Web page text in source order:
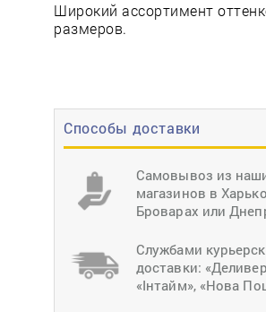
Способы доставки
Самовывоз из
магазинов в
Броварах или
Службами
доставки:
«Інтайм», «Нова
Широкий ассортимент
размеров.